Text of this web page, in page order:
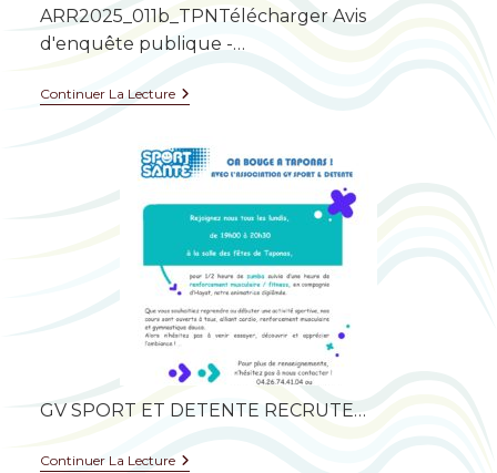
ARR2025_011b_TPNTélécharger Avis
d'enquête publique -…
Continuer La Lecture
GV SPORT ET DETENTE RECRUTE…
Continuer La Lecture